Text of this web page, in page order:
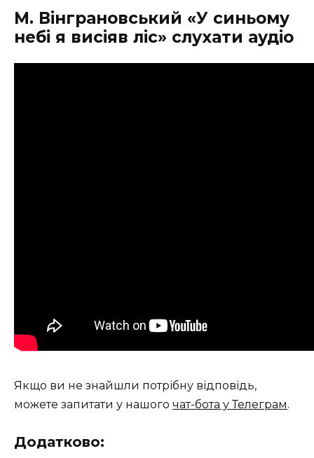
М. Вінграновський «У синьому
небі я висіяв ліс» слухати аудіо
Якщо ви не знайшли потрібну відповідь,
можете запитати у нашого чат-бота у Телеграм.
Додатково: